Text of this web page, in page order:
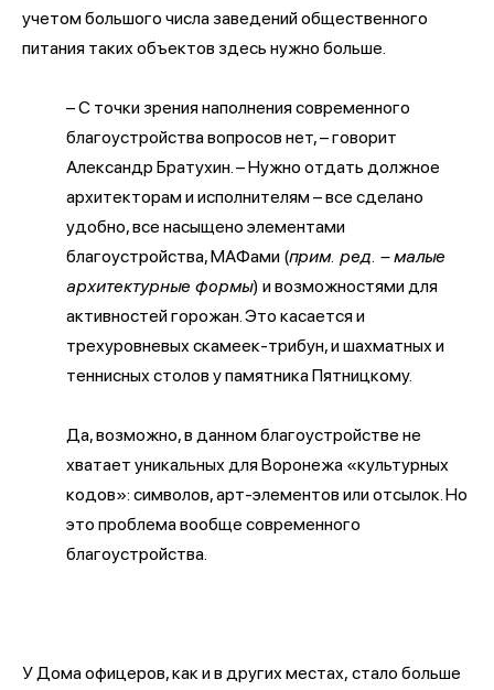
учетом большого числа заведений общественного
питания таких объектов здесь нужно больше.
– С точки зрения наполнения современного
благоустройства вопросов нет, – говорит
Александр Братухин. – Нужно отдать должное
архитекторам и исполнителям – все сделано
удобно, все насыщено элементами
благоустройства, МАФами (прим. ред. – малые
архитектурные формы) и возможностями для
активностей горожан. Это касается и
трехуровневых скамеек-трибун, и шахматных и
теннисных столов у памятника Пятницкому.
Да, возможно, в данном благоустройстве не
хватает уникальных для Воронежа «культурных
кодов»: символов, арт-элементов или отсылок. Но
это проблема вообще современного
благоустройства.
У Дома офицеров, как и в других местах, стало больше